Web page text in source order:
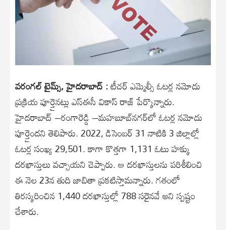
వరంగల్ టైమ్స్, హైద‌రాబాద్ :టీచ‌ర్ ఎమ్మెల్సీ ఓట‌ర్ల న‌మోదు
ప్ర‌క్రియ పూర్తైన‌ట్లు ఎస్ఈసీ వికాస్ రాజ్ పేర్కొన్నారు.
హైద‌రాబాద్ –రంగారెడ్డి –మ‌హ‌బూబ్‌న‌గ‌ర్‌లో ఓట‌ర్ల న‌మోదు
పూర్తైంద‌ని తెలిపారు. 2022, డిసెంబ‌ర్ 31 నాటికి 3 జిల్లాల్లో
ఓట‌ర్ల సంఖ్య 29,501. కాగా కొత్త‌గా 1,131 ఓటు హ‌క్కు
ద‌రఖాస్తులు వ‌చ్చాయ‌ని చెప్పారు. ఆ ద‌ర‌ఖాస్తుల‌ను ప‌రిశీలించి
ఈ నెల 23న తుది జాబితా ప్ర‌క‌టిస్తామ‌న్నారు. గ‌తంలో
తిర‌స్క‌రించిన 1,440 ద‌ర‌ఖాస్తుల్లో 788 స‌రైన‌వే అని స్ప‌ష్టం
చేశారు.